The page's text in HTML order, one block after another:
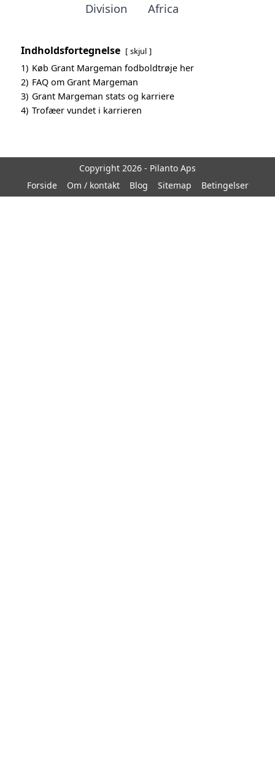
Division
Africa
Indholdsfortegnelse skjul
1) Køb Grant Margeman fodboldtrøje her
2) FAQ om Grant Margeman
3) Grant Margeman stats og karriere
4) Trofæer vundet i karrieren
Copyright 2026 - Pilanto Aps
Forside
Om / kontakt Blog Sitemap Betingelser